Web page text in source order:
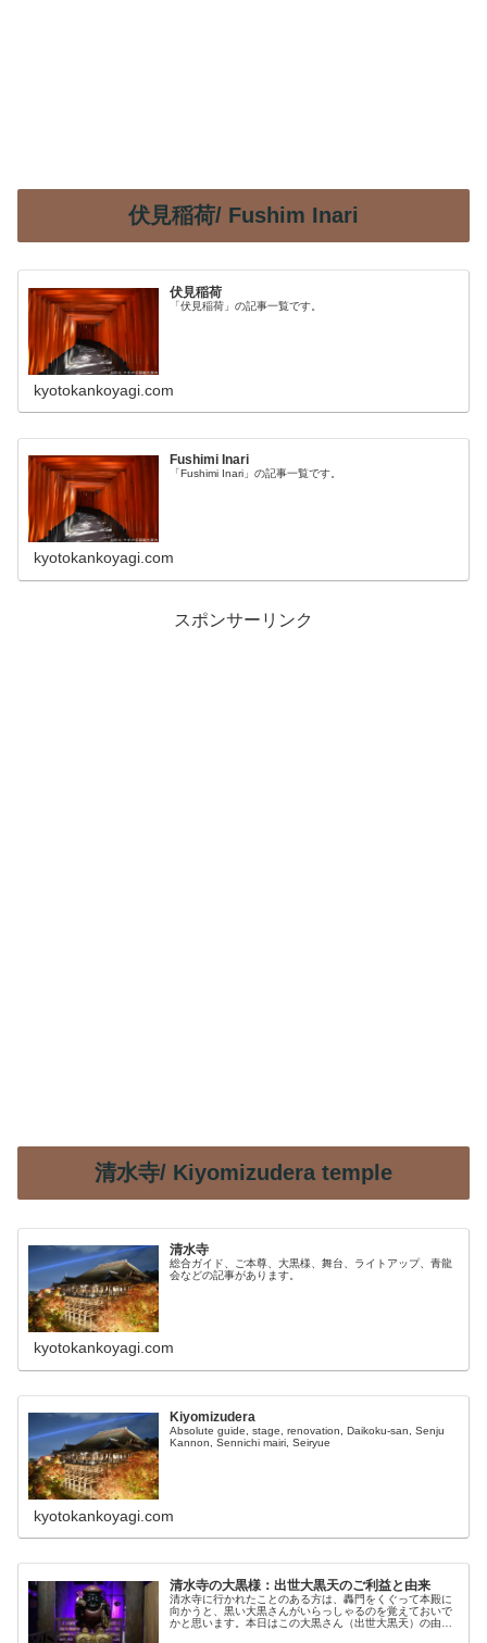
伏見稲荷/ Fushim Inari
伏見稲荷
「伏見稲荷」の記事一覧です。
kyotokankoyagi.com
Fushimi Inari
「Fushimi Inari」の記事一覧です。
kyotokankoyagi.com
スポンサーリンク
清水寺/ Kiyomizudera temple
清水寺
総合ガイド、ご本尊、大黒様、舞台、ライトアップ、青龍
会などの記事があります。
kyotokankoyagi.com
Kiyomizudera
Absolute guide, stage, renovation, Daikoku-san, Senju
Kannon, Sennichi mairi, Seiryue
kyotokankoyagi.com
清水寺の大黒様：出世大黒天のご利益と由来
清水寺に行かれたことのある方は、轟門をくぐって本殿に
向かうと、黒い大黒さんがいらっしゃるのを覚えておいで
かと思います。本日はこの大黒さん（出世大黒天）の由